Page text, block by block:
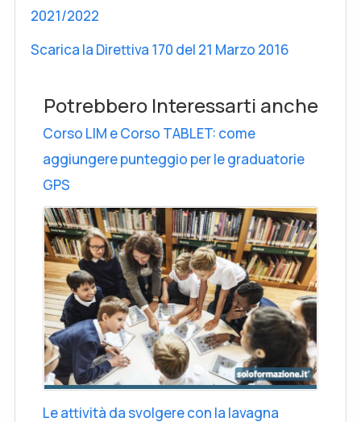
2021/2022
Scarica la Direttiva 170 del 21 Marzo 2016
Potrebbero Interessarti anche
Corso LIM e Corso TABLET: come
aggiungere punteggio per le graduatorie
GPS
Le attività da svolgere con la lavagna